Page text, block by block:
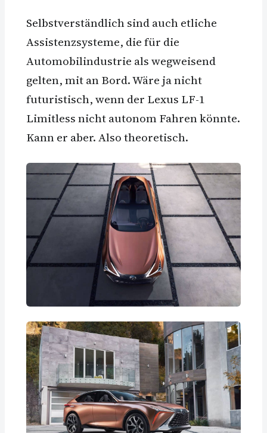
Selbstverständlich sind auch etliche
Assistenzsysteme, die für die
Automobilindustrie als wegweisend
gelten, mit an Bord. Wäre ja nicht
futuristisch, wenn der Lexus LF-1
Limitless nicht autonom Fahren könnte.
Kann er aber. Also theoretisch.